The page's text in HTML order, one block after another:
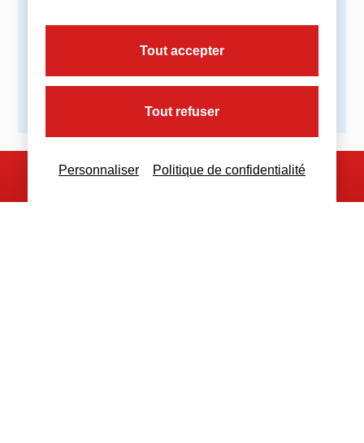
Partagez cette actualité :
Tout accepter
Tout refuser
Personnaliser Politique de confidentialité